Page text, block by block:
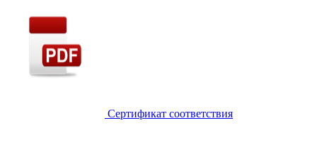
Сертификат соответствия